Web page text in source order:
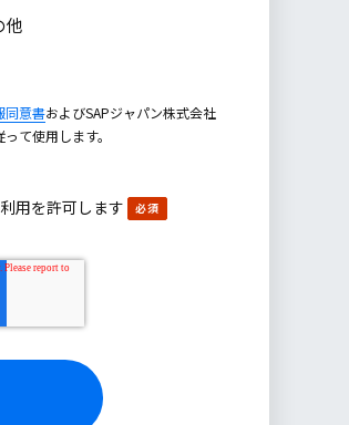
他
同意書およびSAPジャパン株式会社
って使用します。
用を許可します